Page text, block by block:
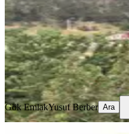
2295 m²·
4.590.000 ₺
Gök EmlakYusuf Berber
Ara
Gök EmlakYusuf Berber Ara